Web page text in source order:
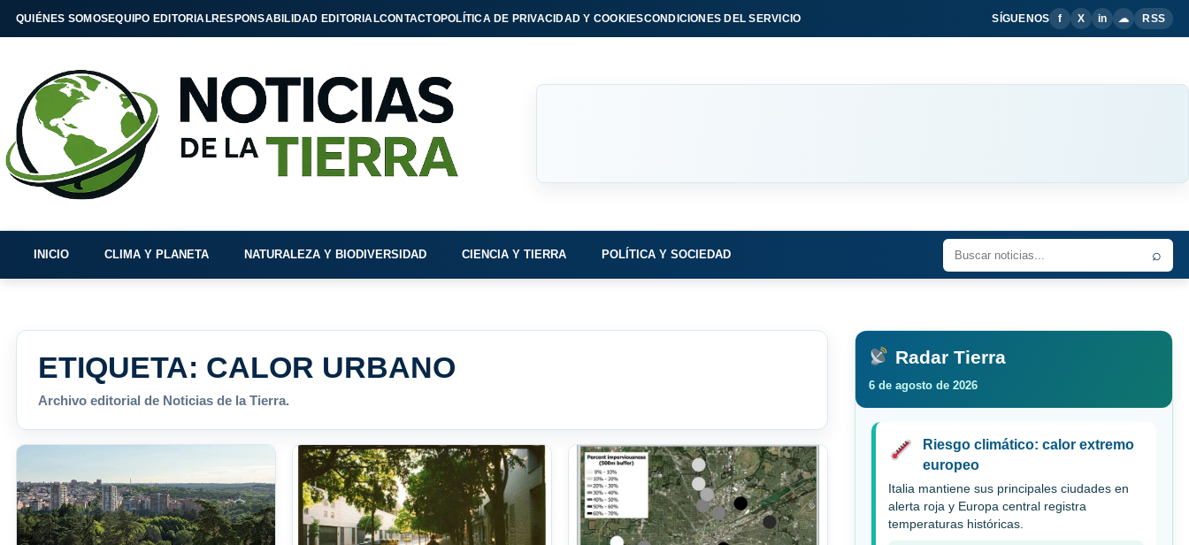
QUIÉNES SOMOSEQUIPO EDITORIALRESPONSABILIDAD EDITORIALCONTACTOPOLÍTICA DE PRIVACIDAD Y COOKIESCONDICIONES DEL SERVICIO SÍGUENOS f X in ☁ RSS
INICIO CLIMA Y PLANETA NATURALEZA Y BIODIVERSIDAD CIENCIA Y TIERRA POLÍTICA Y SOCIEDAD ⌕
ETIQUETA: CALOR URBANO
Archivo editorial de Noticias de la Tierra.
Radar Tierra
6 de agosto de 2026
Riesgo climático: calor extremo
europeo
Italia mantiene sus principales ciudades en
alerta roja y Europa central registra
temperaturas históricas.